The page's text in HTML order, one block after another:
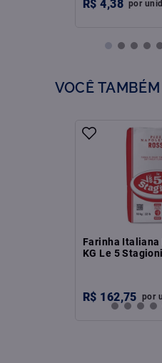
R$ 4,38 por
VOCÊ
Farinha
KG Le 5 Stagioni
R$ 162,75 por